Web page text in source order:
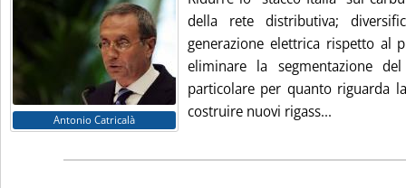
Antonio Catricalà
della rete distributiva;
generazione elettrica rispetto al
eliminare la segmentazione
particolare per quanto riguarda
costruire nuovi rigass...